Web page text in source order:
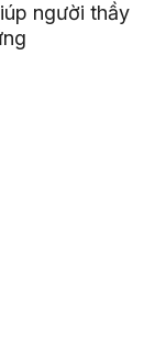
người thầy